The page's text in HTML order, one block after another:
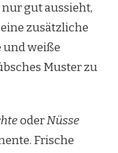
gut aussieht,
zusätzliche
und weiße
Muster zu
oderNüsse
Frische